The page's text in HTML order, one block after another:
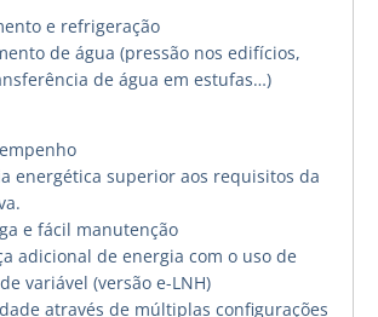
e refrigeração
de água (pressão nos edifícios,
de água em estufas…)
energética superior aos requisitos da
e fácil manutenção
adicional de energia com o uso de
variável (versão e-LNH)
através de múltiplas configurações